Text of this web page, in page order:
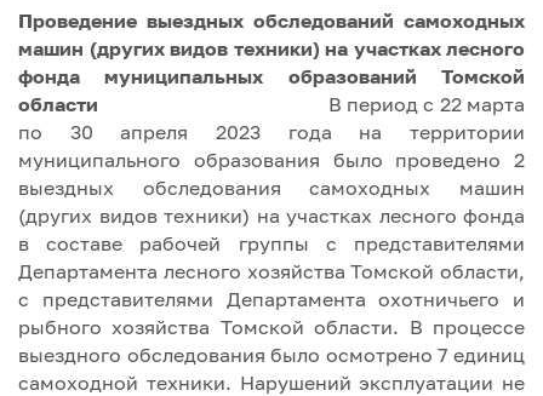
Проведение выездных обследований самоходных
машин (других видов техники) на участках лесного
фонда муниципальных образований Томской
области В период с 22 марта
по 30 апреля 2023 года на территории
муниципального образования было проведено 2
выездных обследования самоходных машин
(других видов техники) на участках лесного фонда
в составе рабочей группы с представителями
Департамента лесного хозяйства Томской области,
с представителями Департамента охотничьего и
рыбного хозяйства Томской области. В процессе
выездного обследования было осмотрено 7 единиц
самоходной техники. Нарушений эксплуатации не